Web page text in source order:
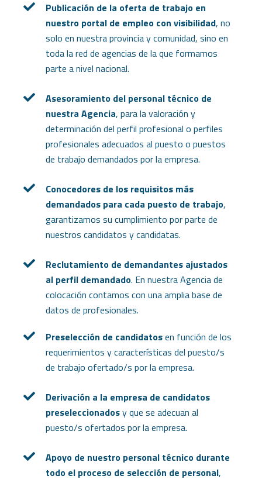
Publicación de la oferta de trabajo en
nuestro portal de empleo con visibilidad, no
solo en nuestra provincia y comunidad, sino en
toda la red de agencias de la que formamos
parte a nivel nacional.
Asesoramiento del personal técnico de
nuestra Agencia, para la valoración y
determinación del perfil profesional o perfiles
profesionales adecuados al puesto o puestos
de trabajo demandados por la empresa.
Conocedores de los requisitos más
demandados para cada puesto de trabajo,
garantizamos su cumplimiento por parte de
nuestros candidatos y candidatas.
Reclutamiento de demandantes ajustados
al perfil demandado. En nuestra Agencia de
colocación contamos con una amplia base de
datos de profesionales.
Preselección de candidatosen función de los
requerimientos y características del puesto/s
de trabajo ofertado/s por la empresa.
Derivación a la empresa de candidatos
preseleccionadosy que se adecuan al
puesto/s ofertados por la empresa.
Apoyo de nuestro personal técnico durante
todo el proceso de selección de personal,